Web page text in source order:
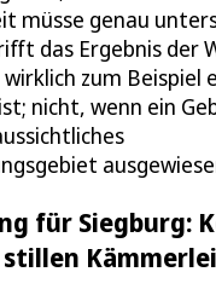
müsse genau
das Ergebnis der
zum Beispiel
nicht, wenn ein
für Siegburg:
stillen